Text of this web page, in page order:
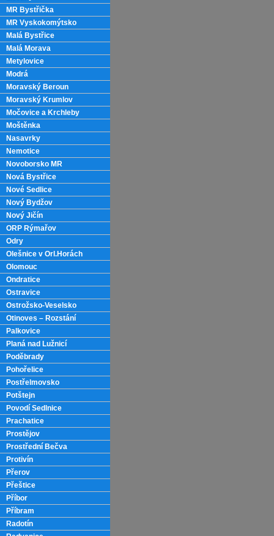
MR Bystřička
MR Vyskokomýtsko
Malá Bystřice
Malá Morava
Metylovice
Modrá
Moravský Beroun
Moravský Krumlov
Močovice a Krchleby
Moštěnka
Nasavrky
Nemotice
Novoborsko MR
Nová Bystřice
Nové Sedlice
Nový Bydžov
Nový Jičín
ORP Rýmařov
Odry
Olešnice v Orl.Horách
Olomouc
Ondratice
Ostravice
Ostrožsko-Veselsko
Otinoves – Rozstání
Palkovice
Planá nad Lužnicí
Poděbrady
Pohořelice
Postřelmovsko
Potštejn
Povodí Sedlnice
Prachatice
Prostějov
Prostřední Bečva
Protivín
Přerov
Přeštice
Příbor
Příbram
Radotín